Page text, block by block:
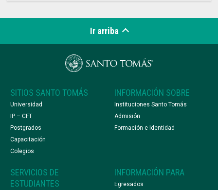
Ir arriba
SITIOS SANTO TOMÁS
Universidad
IP – CFT
Postgrados
Capacitación
Colegios
INFORMACIÓN SOBRE
Instituciones Santo Tomás
Admisión
Formación e Identidad
SERVICIOS DE
ESTUDIANTES
INFORMACIÓN PARA
Egresados